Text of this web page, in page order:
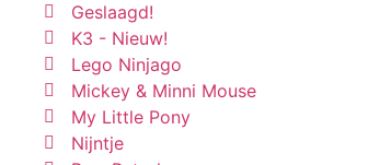
Geslaagd!
K3 - Nieuw!
Lego Ninjago
Mickey & Minni Mouse
My Little Pony
Nijntje